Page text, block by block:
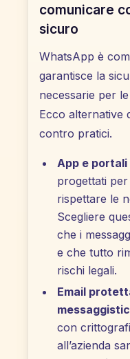
comunicare
sicuro
WhatsApp è
garantisce la
necessarie per
Ecco alternative
contro pratici.
App e
progettati
rispettare le
Scegliere
che i
e che tutto
rischi legali.
Email
con
all’azienda